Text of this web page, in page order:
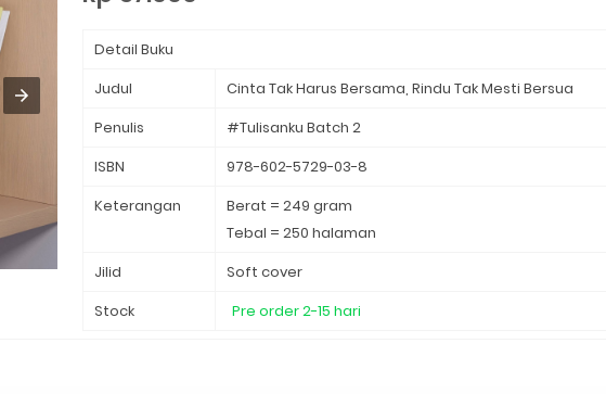
Detail Buku
Judul
Cinta Tak Harus Bersama, Rindu Tak Mesti Bersua
Penulis
#Tulisanku Batch 2
ISBN
978-602-5729-03-8
Keterangan
Berat = 249 gram
Tebal = 250 halaman
Jilid
Soft cover
Stock
Pre order 2-15 hari